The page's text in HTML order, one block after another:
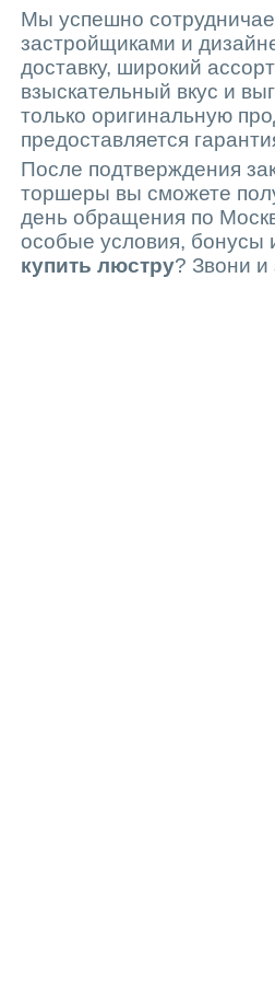
Мы успешно
застройщиками и
доставку, широкий
взыскательный вкус и
только оригинальную
предоставляется
После подтверждения
торшеры вы сможете
день обращения по
особые условия, бонусы
купить люстру? Звони